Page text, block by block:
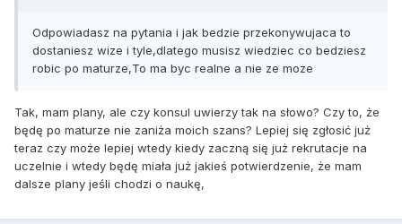
Odpowiadasz na pytania i jak bedzie przekonywujaca to
dostaniesz wize i tyle,dlatego musisz wiedziec co bedziesz
robic po maturze,To ma byc realne a nie ze moze
Tak, mam plany, ale czy konsul uwierzy tak na słowo? Czy to, że
będę po maturze nie zaniża moich szans? Lepiej się zgłosić już
teraz czy może lepiej wtedy kiedy zaczną się już rekrutacje na
uczelnie i wtedy będę miała już jakieś potwierdzenie, że mam
dalsze plany jeśli chodzi o naukę,